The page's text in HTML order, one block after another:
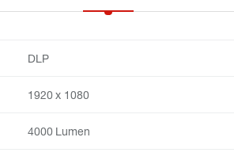
DLP
1920 x 1080
4000 Lumen